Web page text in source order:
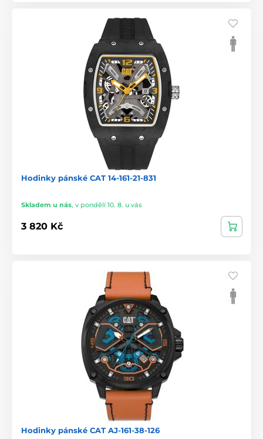
Hodinky pánské CAT 14-161-21-831
Skladem u nás, v pondělí 10. 8. u vás
3 820 Kč
Hodinky pánské CAT AJ-161-38-126